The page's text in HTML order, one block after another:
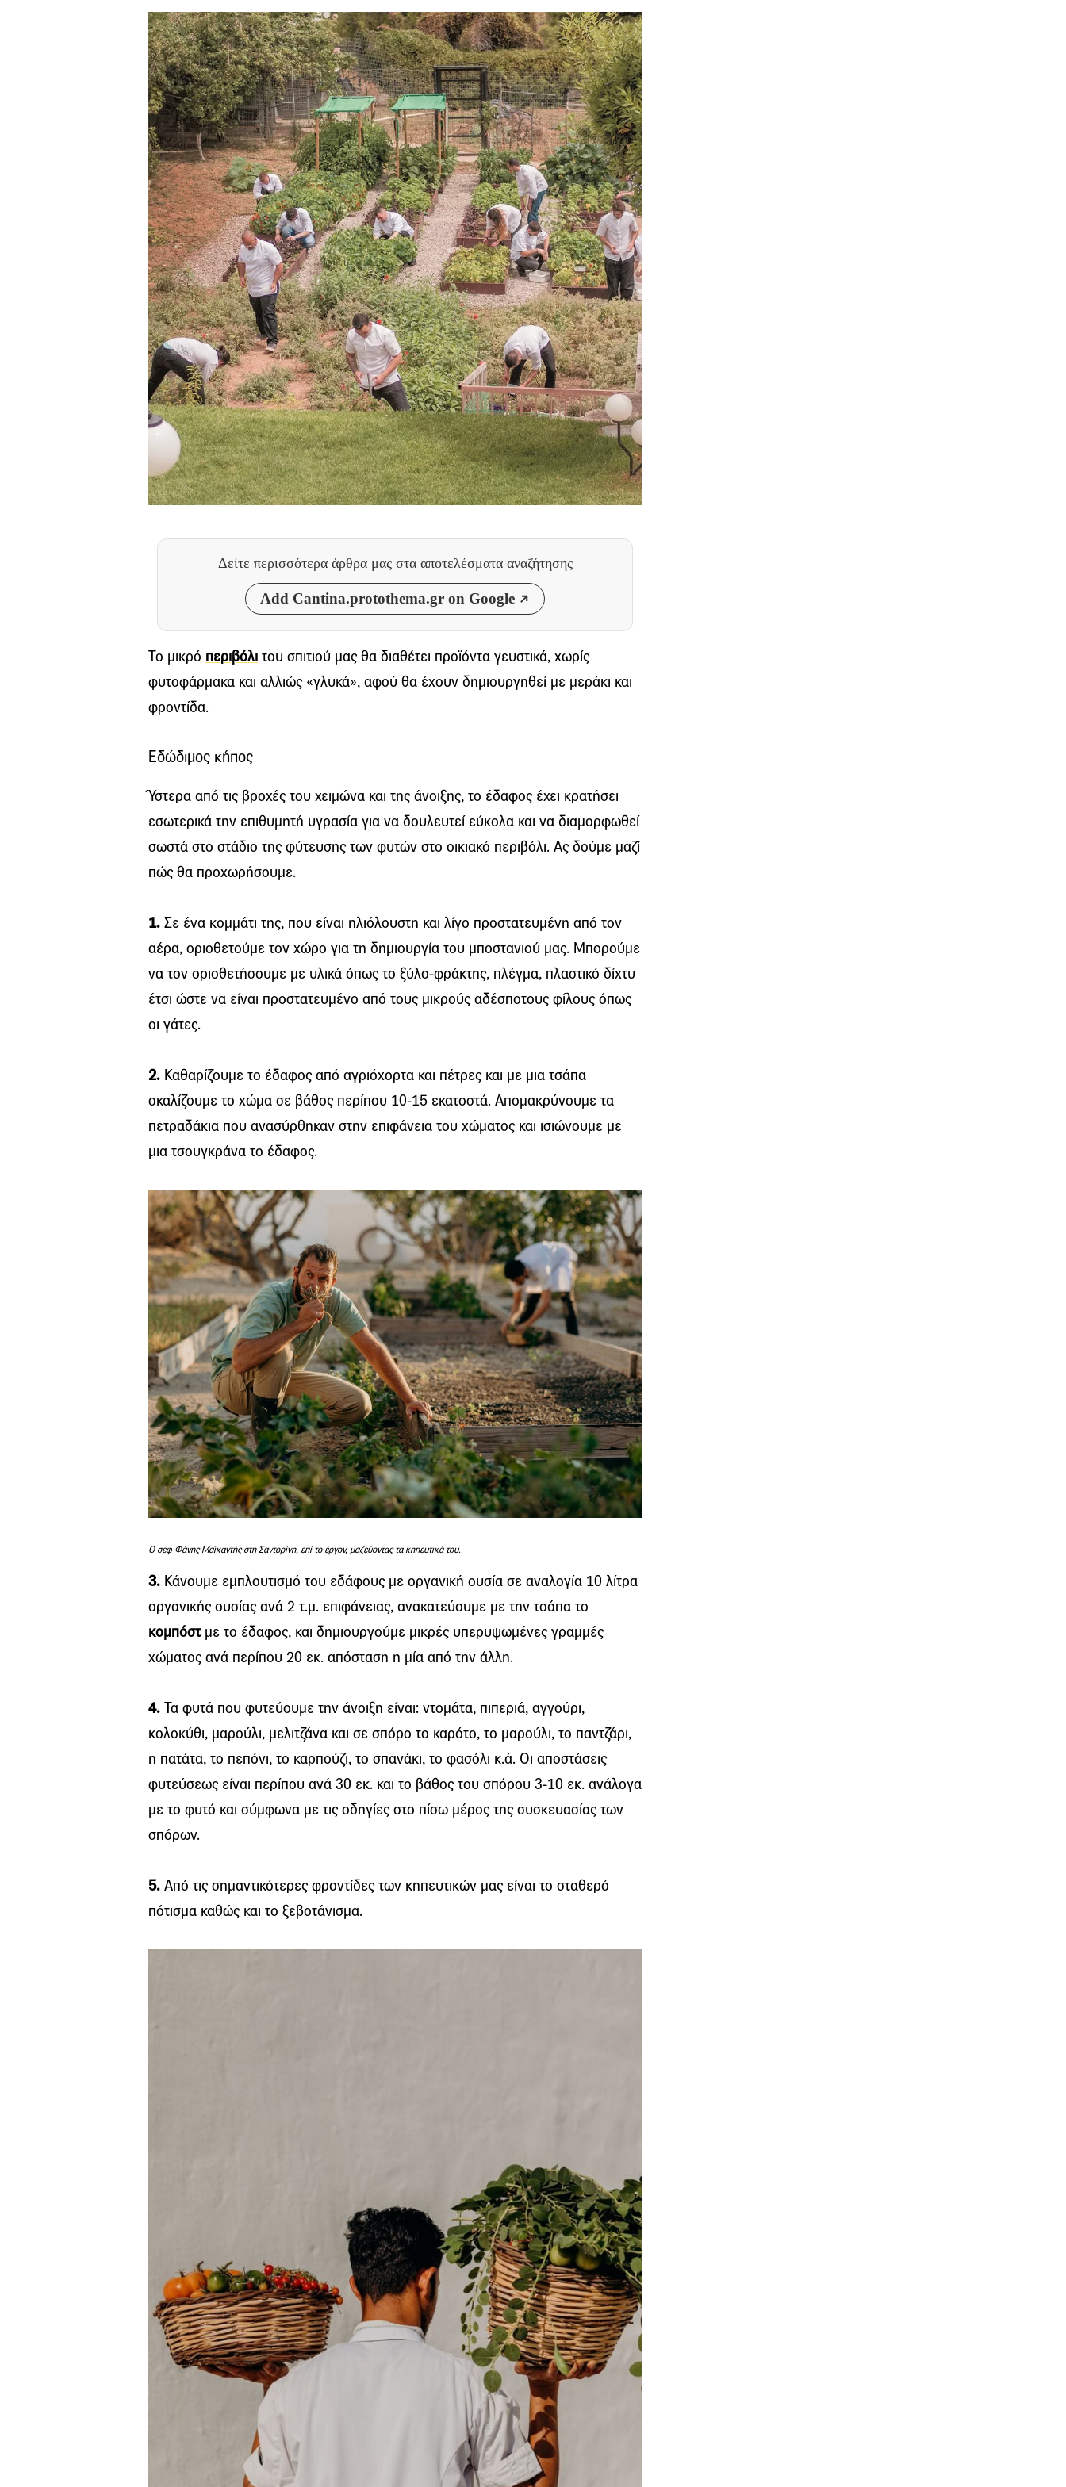
Δείτε περισσότερα άρθρα μας στα αποτελέσματα αναζήτησης
Add Cantina.protothema.gr on Google
Το μικρό περιβόλι του σπιτιού μας θα διαθέτει προϊόντα γευστικά, χωρίς
φυτοφάρμακα και αλλιώς «γλυκά», αφού θα έχουν δημιουργηθεί με μεράκι και
φροντίδα.
Εδώδιμος κήπος
Ύστερα από τις βροχές του χειμώνα και της άνοιξης, το έδαφος έχει κρατήσει
εσωτερικά την επιθυμητή υγρασία για να δουλευτεί εύκολα και να διαμορφωθεί
σωστά στο στάδιο της φύτευσης των φυτών στο οικιακό περιβόλι. Ας δούμε μαζί
πώς θα προχωρήσουμε.
1. Σε ένα κομμάτι της, που είναι ηλιόλουστη και λίγο προστατευμένη από τον
αέρα, οριοθετούμε τον χώρο για τη δημιουργία του μποστανιού μας. Μπορούμε
να τον οριοθετήσουμε με υλικά όπως το ξύλο-φράκτης, πλέγμα, πλαστικό δίχτυ
έτσι ώστε να είναι προστατευμένο από τους μικρούς αδέσποτους φίλους όπως
οι γάτες.
2. Καθαρίζουμε το έδαφος από αγριόχορτα και πέτρες και με μια τσάπα
σκαλίζουμε το χώμα σε βάθος περίπου 10-15 εκατοστά. Απομακρύνουμε τα
πετραδάκια που ανασύρθηκαν στην επιφάνεια του χώματος και ισιώνουμε με
μια τσουγκράνα το έδαφος.
Ο σεφ Φάνης Μαϊκαντής στη Σαντορίνη, επί το έργον, μαζεύοντας τα κηπευτικά του.
3. Κάνουμε εμπλουτισμό του εδάφους με οργανική ουσία σε αναλογία 10 λίτρα
οργανικής ουσίας ανά 2 τ.μ. επιφάνειας, ανακατεύουμε με την τσάπα το
κομπόστμε το έδαφος, και δημιουργούμε μικρές υπερυψωμένες γραμμές
χώματος ανά περίπου 20 εκ. απόσταση η μία από την άλλη.
4. Τα φυτά που φυτεύουμε την άνοιξη είναι: ντομάτα, πιπεριά, αγγούρι,
κολοκύθι, μαρούλι, μελιτζάνα και σε σπόρο το καρότο, το μαρούλι, το παντζάρι,
η πατάτα, το πεπόνι, το καρπούζι, το σπανάκι, το φασόλι κ.ά. Οι αποστάσεις
φυτεύσεως είναι περίπου ανά 30 εκ. και το βάθος του σπόρου 3-10 εκ. ανάλογα
με το φυτό και σύμφωνα με τις οδηγίες στο πίσω μέρος της συσκευασίας των
σπόρων.
5. Από τις σημαντικότερες φροντίδες των κηπευτικών μας είναι το σταθερό
πότισμα καθώς και το ξεβοτάνισμα.